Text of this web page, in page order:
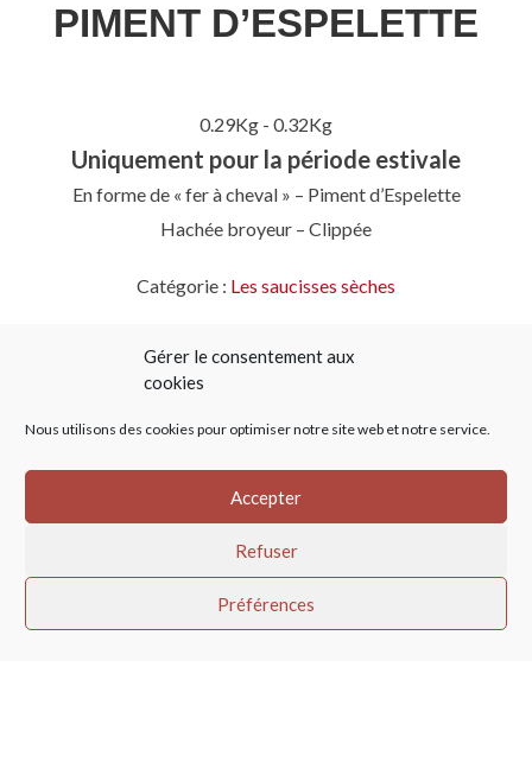
Gérer le consentement aux
cookies
Nous utilisons des cookies pour optimiser notre site web et notre service.
Accepter
Refuser
Préférences
ou besoin d’un tarif ?
PIMENT D’ESPELETTE
0.29Kg - 0.32Kg
Uniquement pour la période estivale
En forme de « fer à cheval » – Piment d’Espelette
Hachée broyeur – Clippée
Catégorie : Les saucisses sèches